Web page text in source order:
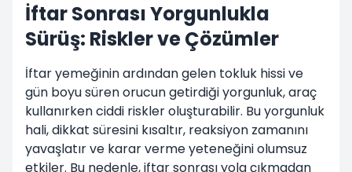
İftar Sonrası Yorgunlukla
Sürüş: Riskler ve Çözümler
İftar yemeğinin ardından gelen tokluk hissi ve
gün boyu süren orucun getirdiği yorgunluk, araç
kullanırken ciddi riskler oluşturabilir. Bu yorgunluk
hali, dikkat süresini kısaltır, reaksiyon zamanını
yavaşlatır ve karar verme yeteneğini olumsuz
etkiler. Bu nedenle, iftar sonrası yola çıkmadan